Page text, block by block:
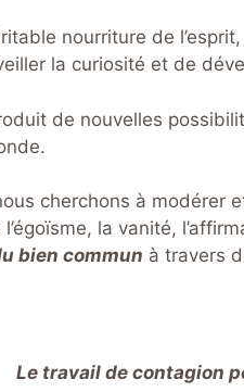
nourriture de
la curiosité et de
de nouvelles
cherchons à modérer
la vanité,
bien commun à travers
Le travail de contagion